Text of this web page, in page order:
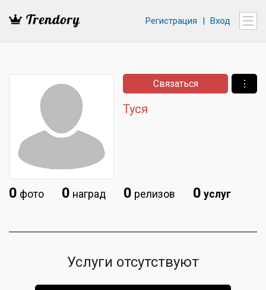
Регистрация | Вход
Туся
Связаться ⋮
0 фото 0 наград 0 релизов 0 услуг
Услуги отсутствуют